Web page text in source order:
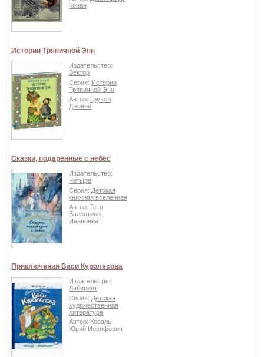
Конан
Истории Тряпичной Энн
Издательство:
Вектор
Серия: Истории
Тряпичной Энн
Автор: Груэлл
Джонни
Сказки, подаренные с небес
Издательство:
Четыре
Серия: Детская
книжная вселенная
Автор: Гетц
Валентина
Ивановна
Приключения Васи Куролесова
Издательство:
Лабиринт
Серия: Детская
художественная
литература
Автор: Коваль
Юрий Иосифович